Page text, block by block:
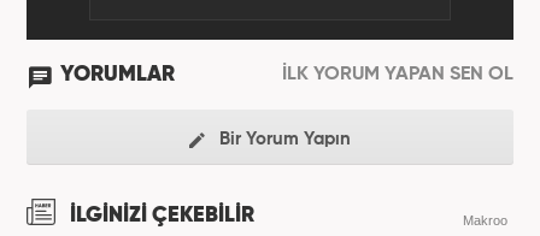
YORUMLAR İLK YORUM YAPAN SEN OL
Bir Yorum Yapın
İLGİNİZİ ÇEKEBİLİR Makroo